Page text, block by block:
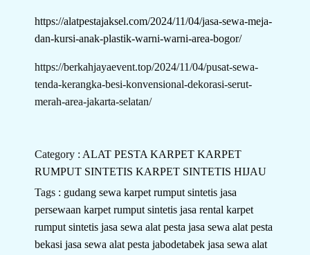
https://alatpestajaksel.com/2024/11/04/jasa-sewa-meja-
dan-kursi-anak-plastik-warni-warni-area-bogor/
https://berkahjayaevent.top/2024/11/04/pusat-sewa-
tenda-kerangka-besi-konvensional-dekorasi-serut-
merah-area-jakarta-selatan/
Category : ALAT PESTAKARPETKARPET
RUMPUT SINTETISKARPET SINTETIS HIJAU
Tags : gudang sewa karpet rumput sintetisjasa
persewaan karpet rumput sintetisjasa rental karpet
rumput sintetisjasa sewa alat pestajasa sewa alat pesta
bekasijasa sewa alat pesta jabodetabekjasa sewa alat